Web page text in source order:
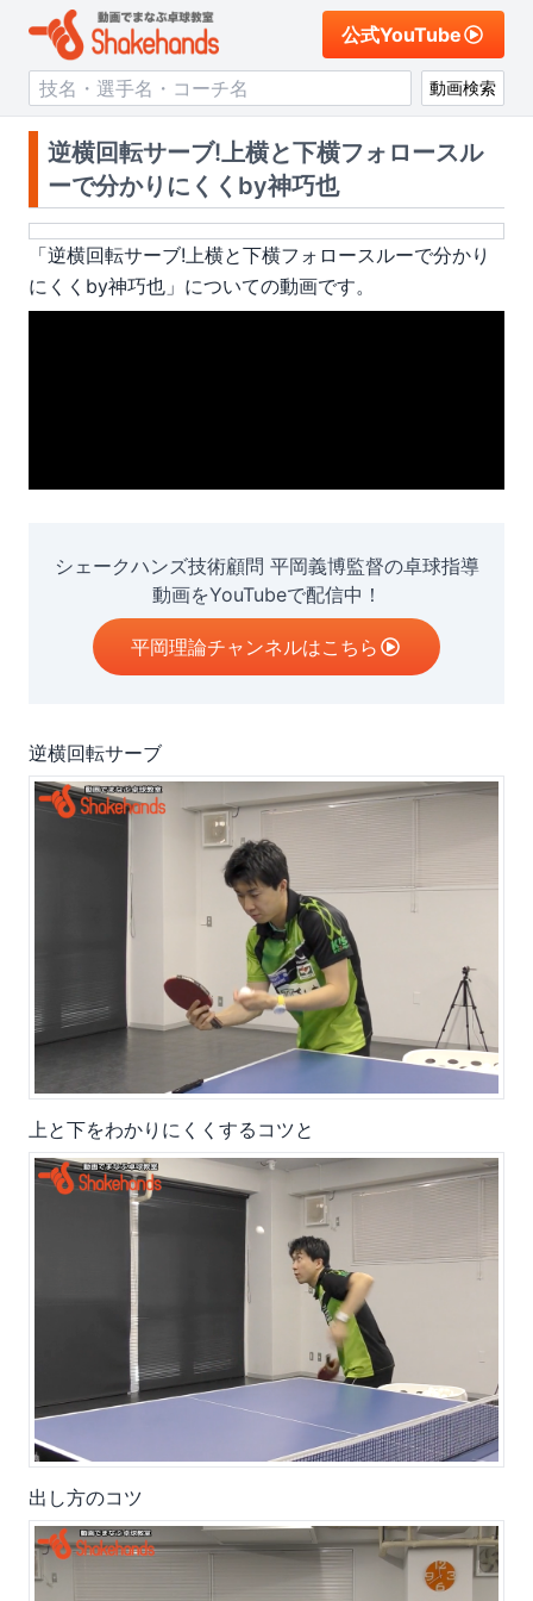
公式YouTube
動画検索
逆横回転サーブ!上横と下横フォロースル
ーで分かりにくくby神巧也
「逆横回転サーブ!上横と下横フォロースルーで分かり
にくくby神巧也 」についての動画です。
シェークハンズ技術顧問 平岡義博監督の卓球指導
動画をYouTubeで配信中！
平岡理論チャンネルはこちら
逆横回転サーブ
上と下をわかりにくくするコツと
出し方のコツ